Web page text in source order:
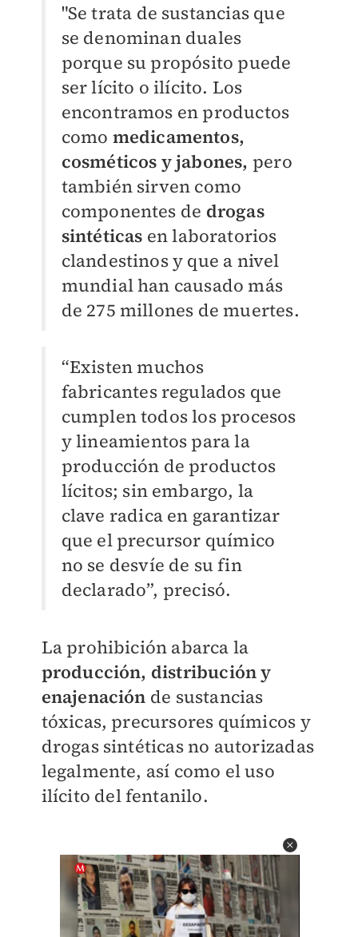
"Se trata de sustancias que
se denominan duales
porque su propósito puede
ser lícito o ilícito. Los
encontramos en productos
como medicamentos,
cosméticos y jabones, pero
también sirven como
componentes de drogas
sintéticas en laboratorios
clandestinos y que a nivel
mundial han causado más
de 275 millones de muertes.
“Existen muchos
fabricantes regulados que
cumplen todos los procesos
y lineamientos para la
producción de productos
lícitos; sin embargo, la
clave radica en garantizar
que el precursor químico
no se desvíe de su fin
declarado”, precisó.
La prohibición abarca la
producción, distribución y
enajenación de sustancias
tóxicas, precursores químicos y
drogas sintéticas no autorizadas
legalmente, así como el uso
ilícito del fentanilo.